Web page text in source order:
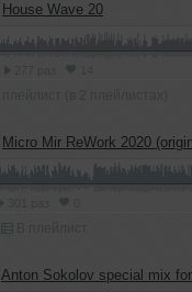
House Wave 20
Micro Mir ReWork 2020
Anton Sokolov special mix